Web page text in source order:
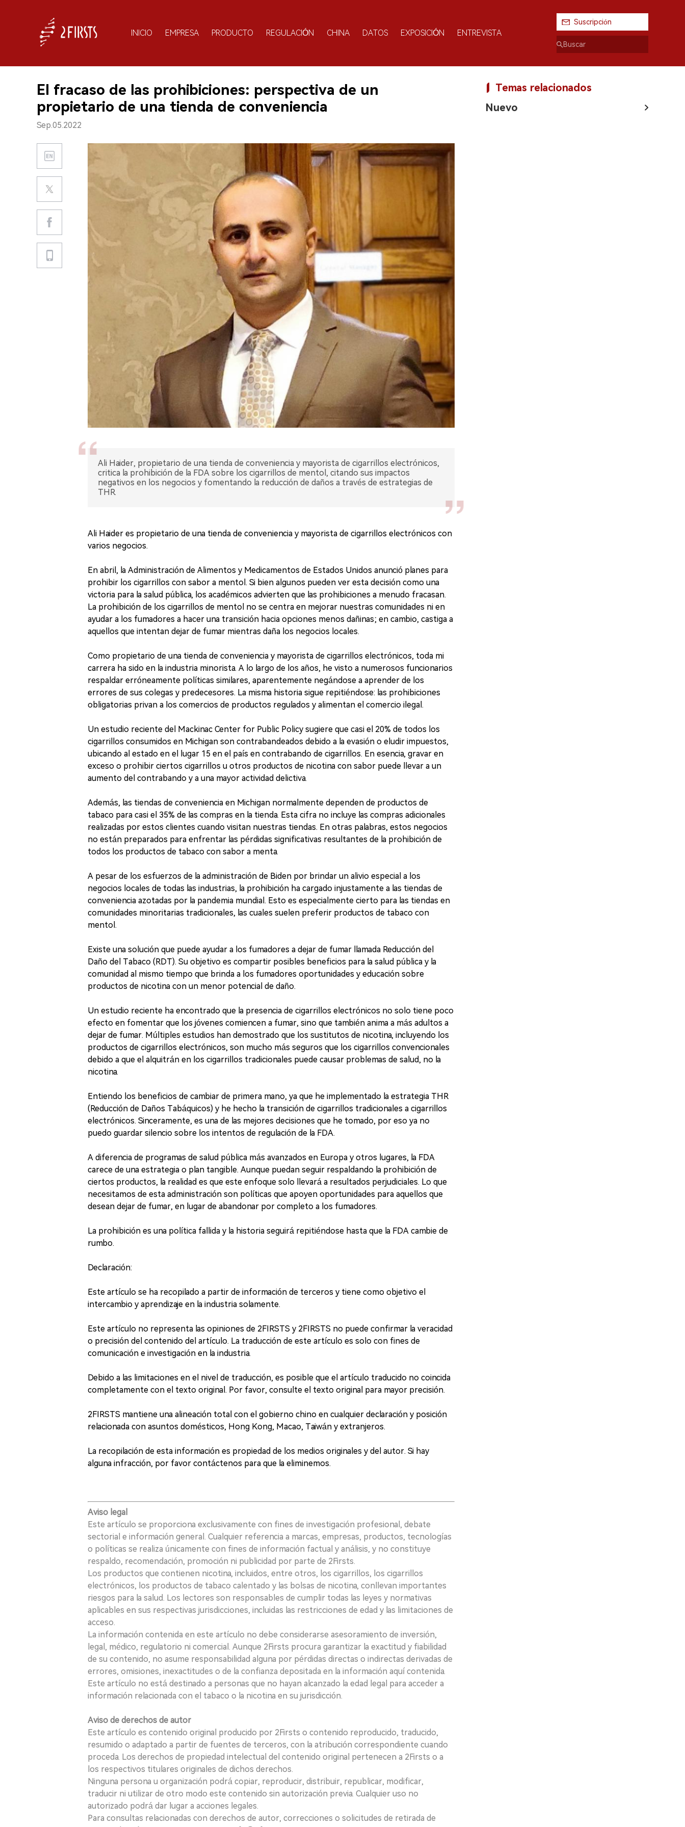
INICIO EMPRESA PRODUCTO REGULACIÓN CHINA DATOS EXPOSICIÓN ENTREVISTA
Suscripción
El fracaso de las prohibiciones: perspectiva de un
propietario de una tienda de conveniencia
Sep.05.2022
Ali Haider, propietario de una tienda de conveniencia y mayorista de cigarrillos electrónicos,
critica la prohibición de la FDA sobre los cigarrillos de mentol, citando sus impactos
negativos en los negocios y fomentando la reducción de daños a través de estrategias de
THR.
Ali Haider es propietario de una tienda de conveniencia y mayorista de cigarrillos electrónicos con
varios negocios.
En abril, la Administración de Alimentos y Medicamentos de Estados Unidos anunció planes para
prohibir los cigarrillos con sabor a mentol. Si bien algunos pueden ver esta decisión como una
victoria para la salud pública, los académicos advierten que las prohibiciones a menudo fracasan.
La prohibición de los cigarrillos de mentol no se centra en mejorar nuestras comunidades ni en
ayudar a los fumadores a hacer una transición hacia opciones menos dañinas; en cambio, castiga a
aquellos que intentan dejar de fumar mientras daña los negocios locales.
Como propietario de una tienda de conveniencia y mayorista de cigarrillos electrónicos, toda mi
carrera ha sido en la industria minorista. A lo largo de los años, he visto a numerosos funcionarios
respaldar erróneamente políticas similares, aparentemente negándose a aprender de los
errores de sus colegas y predecesores. La misma historia sigue repitiéndose: las prohibiciones
obligatorias privan a los comercios de productos regulados y alimentan el comercio ilegal.
Un estudio reciente del Mackinac Center for Public Policy sugiere que casi el 20% de todos los
cigarrillos consumidos en Michigan son contrabandeados debido a la evasión o eludir impuestos,
ubicando al estado en el lugar 15 en el país en contrabando de cigarrillos. En esencia, gravar en
exceso o prohibir ciertos cigarrillos u otros productos de nicotina con sabor puede llevar a un
aumento del contrabando y a una mayor actividad delictiva.
Además, las tiendas de conveniencia en Michigan normalmente dependen de productos de
tabaco para casi el 35% de las compras en la tienda. Esta cifra no incluye las compras adicionales
realizadas por estos clientes cuando visitan nuestras tiendas. En otras palabras, estos negocios
no están preparados para enfrentar las pérdidas significativas resultantes de la prohibición de
todos los productos de tabaco con sabor a menta.
A pesar de los esfuerzos de la administración de Biden por brindar un alivio especial a los
negocios locales de todas las industrias, la prohibición ha cargado injustamente a las tiendas de
conveniencia azotadas por la pandemia mundial. Esto es especialmente cierto para las tiendas en
comunidades minoritarias tradicionales, las cuales suelen preferir productos de tabaco con
mentol.
Existe una solución que puede ayudar a los fumadores a dejar de fumar llamada Reducción del
Daño del Tabaco (RDT). Su objetivo es compartir posibles beneficios para la salud pública y la
comunidad al mismo tiempo que brinda a los fumadores oportunidades y educación sobre
productos de nicotina con un menor potencial de daño.
Un estudio reciente ha encontrado que la presencia de cigarrillos electrónicos no solo tiene poco
efecto en fomentar que los jóvenes comiencen a fumar, sino que también anima a más adultos a
dejar de fumar. Múltiples estudios han demostrado que los sustitutos de nicotina, incluyendo los
productos de cigarrillos electrónicos, son mucho más seguros que los cigarrillos convencionales
debido a que el alquitrán en los cigarrillos tradicionales puede causar problemas de salud, no la
nicotina.
Entiendo los beneficios de cambiar de primera mano, ya que he implementado la estrategia THR
(Reducción de Daños Tabáquicos) y he hecho la transición de cigarrillos tradicionales a cigarrillos
electrónicos. Sinceramente, es una de las mejores decisiones que he tomado, por eso ya no
puedo guardar silencio sobre los intentos de regulación de la FDA.
A diferencia de programas de salud pública más avanzados en Europa y otros lugares, la FDA
carece de una estrategia o plan tangible. Aunque puedan seguir respaldando la prohibición de
ciertos productos, la realidad es que este enfoque solo llevará a resultados perjudiciales. Lo que
necesitamos de esta administración son políticas que apoyen oportunidades para aquellos que
desean dejar de fumar, en lugar de abandonar por completo a los fumadores.
La prohibición es una política fallida y la historia seguirá repitiéndose hasta que la FDA cambie de
rumbo.
Declaración:
Este artículo se ha recopilado a partir de información de terceros y tiene como objetivo el
intercambio y aprendizaje en la industria solamente.
Este artículo no representa las opiniones de 2FIRSTS y 2FIRSTS no puede confirmar la veracidad
o precisión del contenido del artículo. La traducción de este artículo es solo con fines de
comunicación e investigación en la industria.
Debido a las limitaciones en el nivel de traducción, es posible que el artículo traducido no coincida
completamente con el texto original. Por favor, consulte el texto original para mayor precisión.
2FIRSTS mantiene una alineación total con el gobierno chino en cualquier declaración y posición
relacionada con asuntos domésticos, Hong Kong, Macao, Taiwán y extranjeros.
La recopilación de esta información es propiedad de los medios originales y del autor. Si hay
alguna infracción, por favor contáctenos para que la eliminemos.
Aviso legal
Este artículo se proporciona exclusivamente con fines de investigación profesional, debate
sectorial e información general. Cualquier referencia a marcas, empresas, productos, tecnologías
o políticas se realiza únicamente con fines de información factual y análisis, y no constituye
respaldo, recomendación, promoción ni publicidad por parte de 2Firsts.
Los productos que contienen nicotina, incluidos, entre otros, los cigarrillos, los cigarrillos
electrónicos, los productos de tabaco calentado y las bolsas de nicotina, conllevan importantes
riesgos para la salud. Los lectores son responsables de cumplir todas las leyes y normativas
aplicables en sus respectivas jurisdicciones, incluidas las restricciones de edad y las limitaciones de
acceso.
La información contenida en este artículo no debe considerarse asesoramiento de inversión,
legal, médico, regulatorio ni comercial. Aunque 2Firsts procura garantizar la exactitud y fiabilidad
de su contenido, no asume responsabilidad alguna por pérdidas directas o indirectas derivadas de
errores, omisiones, inexactitudes o de la confianza depositada en la información aquí contenida.
Este artículo no está destinado a personas que no hayan alcanzado la edad legal para acceder a
información relacionada con el tabaco o la nicotina en su jurisdicción.
Aviso de derechos de autor
Este artículo es contenido original producido por 2Firsts o contenido reproducido, traducido,
resumido o adaptado a partir de fuentes de terceros, con la atribución correspondiente cuando
proceda. Los derechos de propiedad intelectual del contenido original pertenecen a 2Firsts o a
los respectivos titulares originales de dichos derechos.
Ninguna persona u organización podrá copiar, reproducir, distribuir, republicar, modificar,
traducir ni utilizar de otro modo este contenido sin autorización previa. Cualquier uso no
autorizado podrá dar lugar a acciones legales.
Para consultas relacionadas con derechos de autor, correcciones o solicitudes de retirada de
Temas relacionados
Nuevo